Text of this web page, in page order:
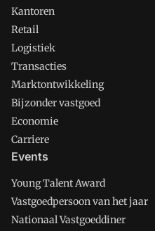
Kantoren
Retail
Logistiek
Transacties
Marktontwikkeling
Bijzonder vastgoed
Economie
Carriere
Events
Young Talent Award
Vastgoedpersoon van het jaar
Nationaal Vastgoeddiner